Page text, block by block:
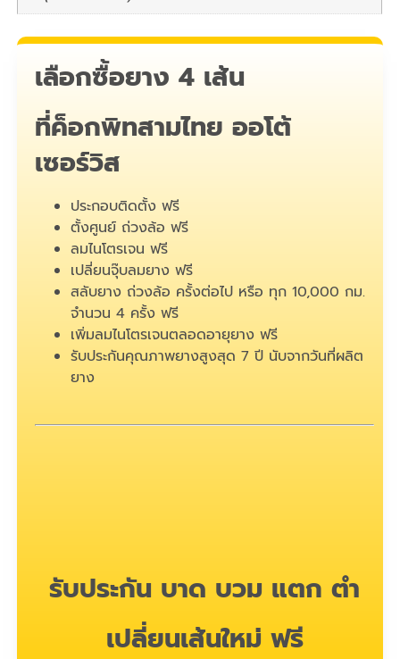
เลือกซื้อยาง 4 เส้น
ที่ค็อกพิทสามไทย ออโต้
เซอร์วิส
ประกอบติดตั้ง ฟรี
ตั้งศูนย์ ถ่วงล้อ ฟรี
ลมไนโตรเจน ฟรี
เปลี่ยนจุ๊บลมยาง ฟรี
สลับยาง ถ่วงล้อ ครั้งต่อไป หรือ ทุก 10,000 กม.
จำนวน 4 ครั้ง ฟรี
เพิ่มลมไนโตรเจนตลอดอายุยาง ฟรี
รับประกันคุณภาพยางสูงสุด 7 ปี นับจากวันที่ผลิต
ยาง
รับประกัน บาด บวม แตก ตำ
เปลี่ยนเส้นใหม่ ฟรี